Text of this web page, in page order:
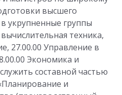
высшего
укрупненные группы
техника,
27.00.00 Управление в
Экономика и
составной частью
и